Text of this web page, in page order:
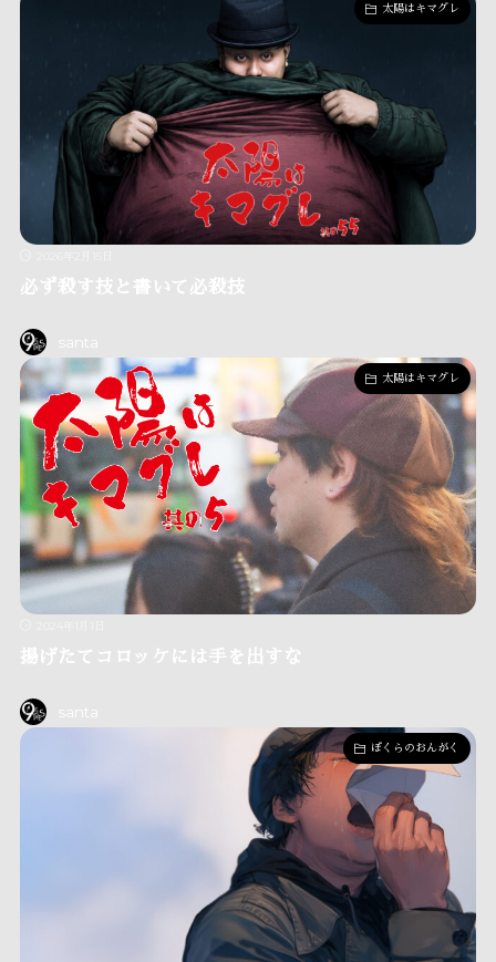
太陽はキマグレ
必ず殺す技と書いて必殺技
santa
太陽はキマグレ
揚げたてコロッケには手を出すな
santa
ぼくらのおんがく